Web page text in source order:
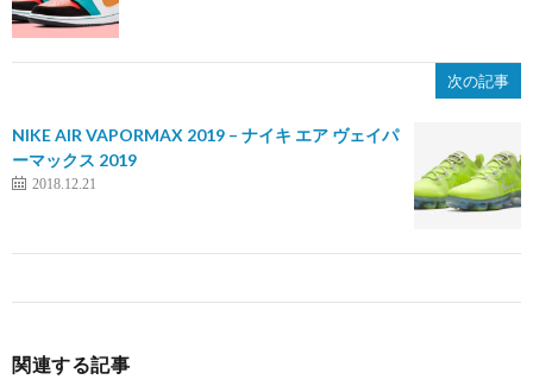
次の記事
NIKE AIR VAPORMAX 2019 – ナイキ エア ヴェイパ
ーマックス 2019
2018.12.21
関連する記事